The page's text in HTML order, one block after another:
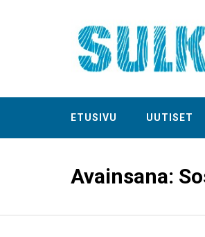
ETUSIVU UUTISET
Avainsana: